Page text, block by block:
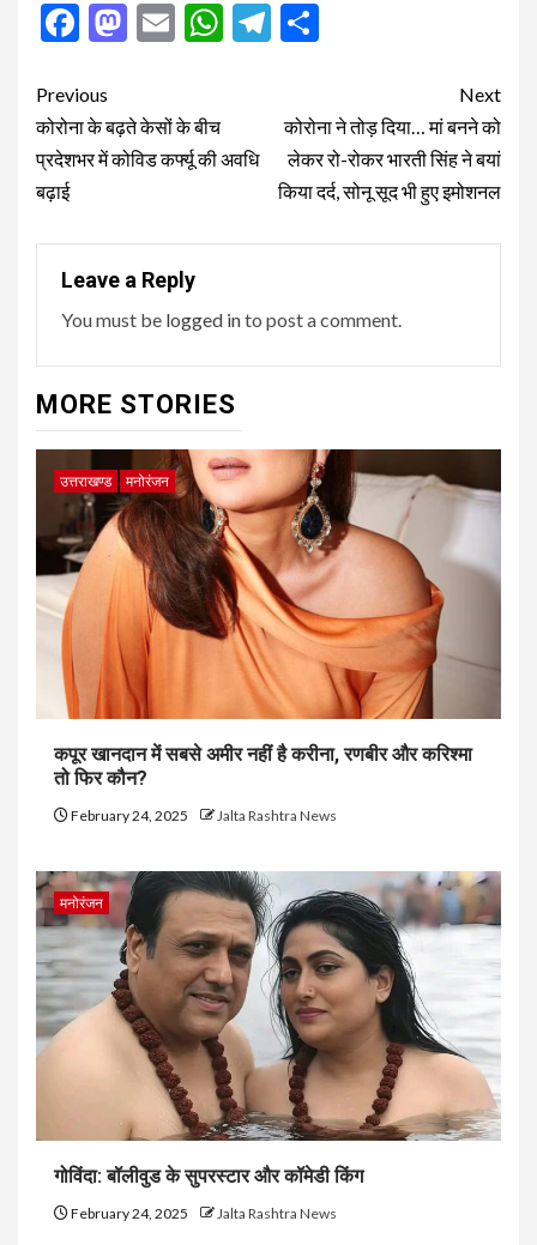
Facebook
Mastodon
EmailWhatsApp
Telegram
Post
navigation
Previous
कोरोना के बढ़ते केसों के बीच
प्रदेशभर में कोविड कर्फ्यू की अवधि
बढ़ाई
Next
कोरोना ने तोड़ दिया… मां बनने को
लेकर रो-रोकर भारती सिंह ने बयां
किया दर्द, सोनू सूद भी हुए इमोशनल
Leave a Reply
You must be logged into post a comment.
MORE STORIES
उत्तराखण्ड मनोरंजन
कपूर खानदान में सबसे अमीर नहीं है करीना, रणबीर और करिश्मा
तो फिर कौन?
February 24, 2025 Jalta Rashtra News
मनोरंजन
गोविंदा: बॉलीवुड के सुपरस्टार और कॉमेडी किंग
February 24, 2025 Jalta Rashtra News